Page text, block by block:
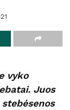
vyko
Juos